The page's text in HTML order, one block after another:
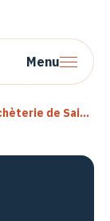
Menu
Déchèterie de Saint-Amand-les-Eaux